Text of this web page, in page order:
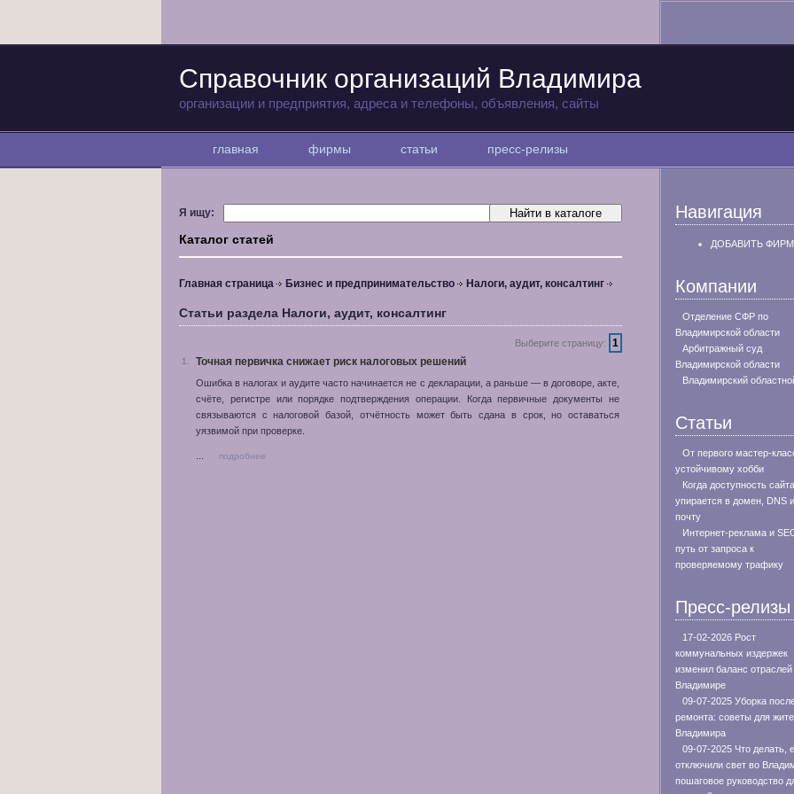
Справочник организаций Владимира
организации и предприятия, адреса и телефоны, объявления, сайты
главная фирмы статьи пресс-релизы
Я ищу:
Каталог статей
Главная страница Бизнес и предпринимательство Налоги, аудит, консалтинг
Статьи раздела Налоги, аудит, консалтинг
Выберите страницу: 1
1. Точная первичка снижает риск налоговых решений
Ошибка в налогах и аудите часто начинается не с декларации, а раньше — в договоре, акте,
счёте, регистре или порядке подтверждения операции. Когда первичные документы не
связываются с налоговой базой, отчётность может быть сдана в срок, но оставаться
уязвимой при проверке.
подробнее
Навигация
ДОБАВИТЬ
Компании
Отделение СФР по
Владимирской области
Арбитражный суд
Владимирской области
Владимирский
Статьи
От первого мастер-
устойчивому хобби
Когда доступность сайта
упирается в домен, DNS и
почту
Интернет-реклама и
путь от запроса к
проверяемому трафику
Пресс-релизы
17-02-2026 Рост
коммунальных издержек
изменил баланс отраслей
Владимире
09-07-2025 Уборка
ремонта: советы для
Владимира
09-07-2025 Что делать,
отключили свет во
пошаговое руководство